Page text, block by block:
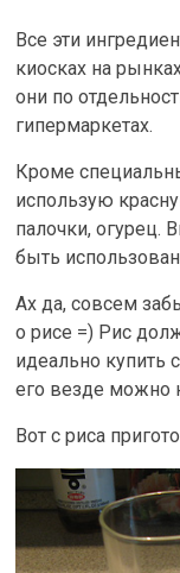
Все эти
киосках на
они по
гипермаркетах.
Кроме
использую
палочки, огурец.
быть
Ах да, совсем
о рисе =) Рис
идеально купить
его везде можно
Вот с риса